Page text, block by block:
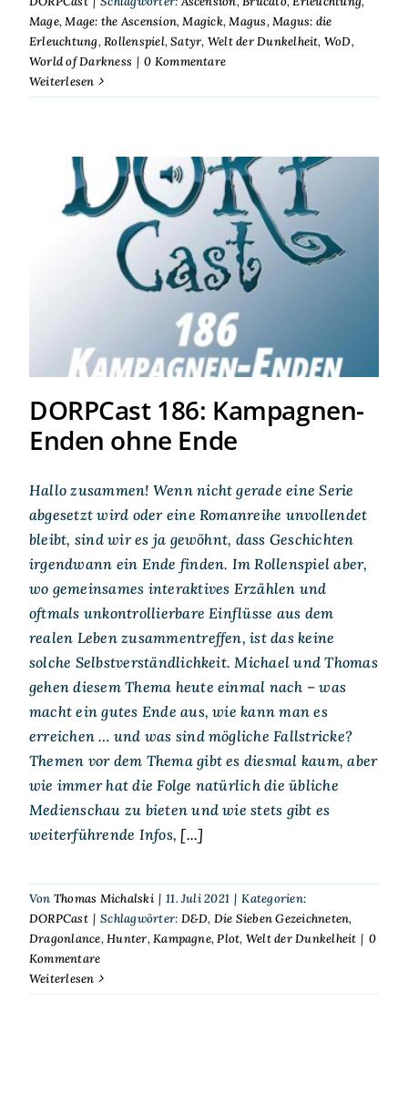
Mage,Mage: the Ascension,Magick,Magus,Magus: die
Erleuchtung,Rollenspiel,Satyr, Welt der Dunkelheit, WoD,
World of Darkness | 0 Kommentare
Weiterlesen
DORPCast 186: Kampagnen-
Enden ohne Ende
DORPCast 186: Kampagnen-
Enden ohne Ende
Hallo zusammen! Wenn nicht gerade eine Serie
abgesetzt wird oder eine Romanreihe unvollendet
bleibt, sind wir es ja gewöhnt, dass Geschichten
irgendwann ein Ende finden. Im Rollenspiel aber,
wo gemeinsames interaktives Erzählen und
oftmals unkontrollierbare Einflüsse aus dem
realen Leben zusammentreffen, ist das keine
solche Selbstverständlichkeit. Michael und Thomas
gehen diesem Thema heute einmal nach – was
macht ein gutes Ende aus, wie kann man es
erreichen … und was sind mögliche Fallstricke?
Themen vor dem Thema gibt es diesmal kaum, aber
wie immer hat die Folge natürlich die übliche
Medienschau zu bieten und wie stets gibt es
weiterführende Infos, [...]
Von Thomas Michalski | 11. Juli 2021 | Kategorien:
DORPCast | Schlagwörter: D&D, Die Sieben Gezeichneten,
Dragonlance,Hunter,Kampagne,Plot, Welt der Dunkelheit | 0
Kommentare
Weiterlesen